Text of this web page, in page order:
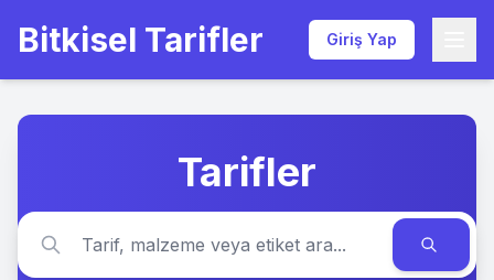
Bitkisel Tarifler Giriş Yap
Tarifler